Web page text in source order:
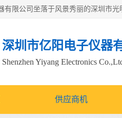
深圳市亿阳电子仪器
Shenzhen Yiyang Electronics
供应商机